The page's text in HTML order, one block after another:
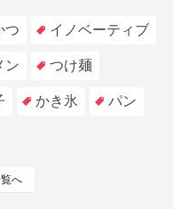
つ イノベーティブ
ン つけ麺
かき氷 パン
へ